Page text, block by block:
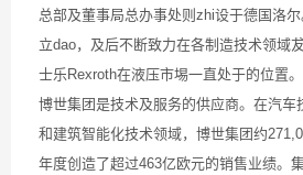
总部及董事局总办事处则zhi设于德国洛
立dao，及后不断致力在各制造技术领域
士乐Rexroth在液压市埸一直处于的位置。
博世集团是技术及服务的供应商。在汽车
和建筑智能化技术领域，博世集团约
年度创造了超过463亿欧元的销售业绩。